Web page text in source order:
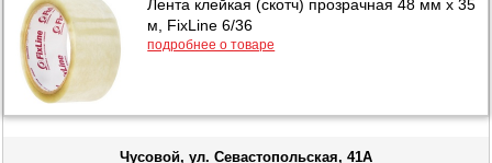
Лента клейкая (скотч) прозрачная 48 мм х 35
м, FixLine 6/36
подробнее о товаре
Чусовой, ул. Севастопольская, 41А